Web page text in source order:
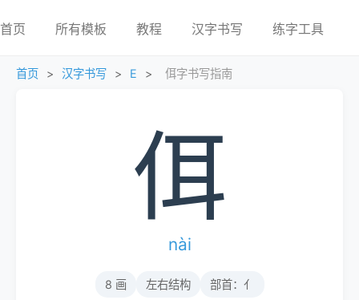
首页 所有模板 教程 汉字书写 练字工具
首页 > 汉字书写 > E > 佴字书写指南
佴
nài
8 画 左右结构 部首：亻